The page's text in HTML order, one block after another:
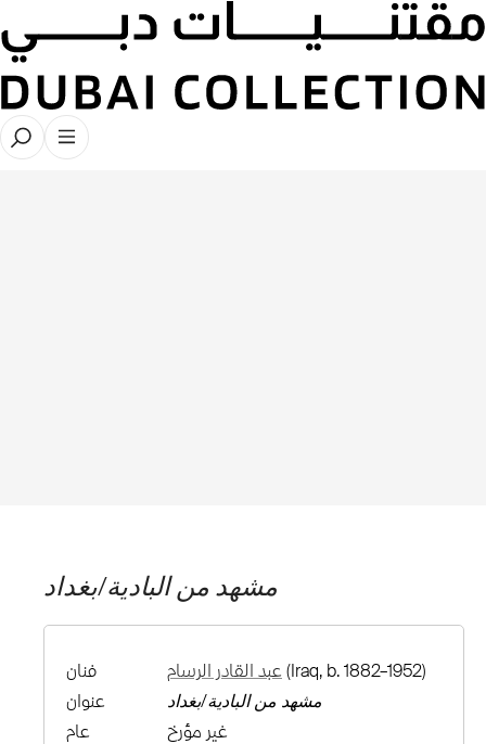
مشهد من البادية/بغداد
فنان عبد القادر الرسام (Iraq, b. 1882–1952)
عنوان
مشهد من البادية/بغداد
عام
غير مؤرخ